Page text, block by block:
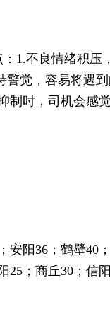
1.不良情绪积压
警觉，容易将遇
制时，司机会感
安阳36；鹤壁40
25；商丘30；信